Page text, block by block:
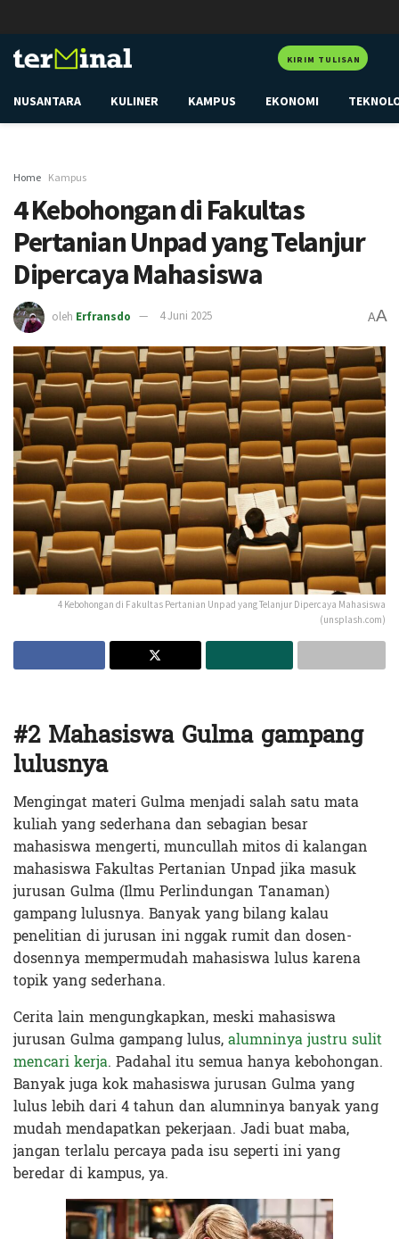
KIRIM TULISAN
NUSANTARA KULINER KAMPUS EKONOMI
Home Kampus
4 Kebohongan di Fakultas
Pertanian Unpad yang Telanjur
Dipercaya Mahasiswa
oleh Erfransdo 4 Juni 2025 AA
4 Kebohongan di Fakultas Pertanian Unpad yang Telanjur Dipercaya Mahasiswa
(unsplash.com)
#2 Mahasiswa Gulma gampang
lulusnya
Mengingat materi Gulma menjadi salah satu mata
kuliah yang sederhana dan sebagian besar
mahasiswa mengerti, muncullah mitos di kalangan
mahasiswa Fakultas Pertanian Unpad jika masuk
jurusan Gulma (Ilmu Perlindungan Tanaman)
gampang lulusnya. Banyak yang bilang kalau
penelitian di jurusan ini nggak rumit dan dosen-
dosennya mempermudah mahasiswa lulus karena
topik yang sederhana.
Cerita lain mengungkapkan, meski mahasiswa
jurusan Gulma gampang lulus,alumninya justru sulit
mencari kerja. Padahal itu semua hanya kebohongan.
Banyak juga kok mahasiswa jurusan Gulma yang
lulus lebih dari 4 tahun dan alumninya banyak yang
mudah mendapatkan pekerjaan. Jadi buat maba,
jangan terlalu percaya pada isu seperti ini yang
beredar di kampus, ya.